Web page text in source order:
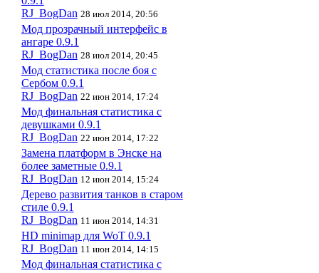
RJ_BogDan 28 июл 2014, 20:56
Мод прозрачный интерфейс в
ангаре 0.9.1
RJ_BogDan 28 июл 2014, 20:45
Мод статистика после боя с
Сербом 0.9.1
RJ_BogDan 22 июн 2014, 17:24
Мод финальная статистика с
девушками 0.9.1
RJ_BogDan 22 июн 2014, 17:22
Замена платформ в Энске на
более заметные 0.9.1
RJ_BogDan 12 июн 2014, 15:24
Дерево развития танков в старом
стиле 0.9.1
RJ_BogDan 11 июн 2014, 14:31
HD minimap для WoT 0.9.1
RJ_BogDan 11 июн 2014, 14:15
Мод финальная статистика с